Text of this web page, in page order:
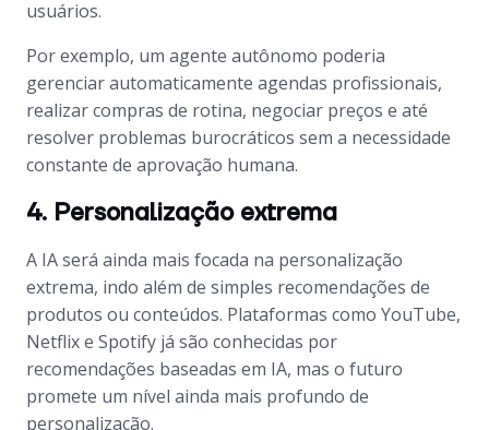
usuários.
Por exemplo, um agente autônomo poderia
gerenciar automaticamente agendas profissionais,
realizar compras de rotina, negociar preços e até
resolver problemas burocráticos sem a necessidade
constante de aprovação humana.
4. Personalização extrema
A IA será ainda mais focada na personalização
extrema, indo além de simples recomendações de
produtos ou conteúdos. Plataformas como YouTube,
Netflix e Spotify já são conhecidas por
recomendações baseadas em IA, mas o futuro
promete um nível ainda mais profundo de
personalização.